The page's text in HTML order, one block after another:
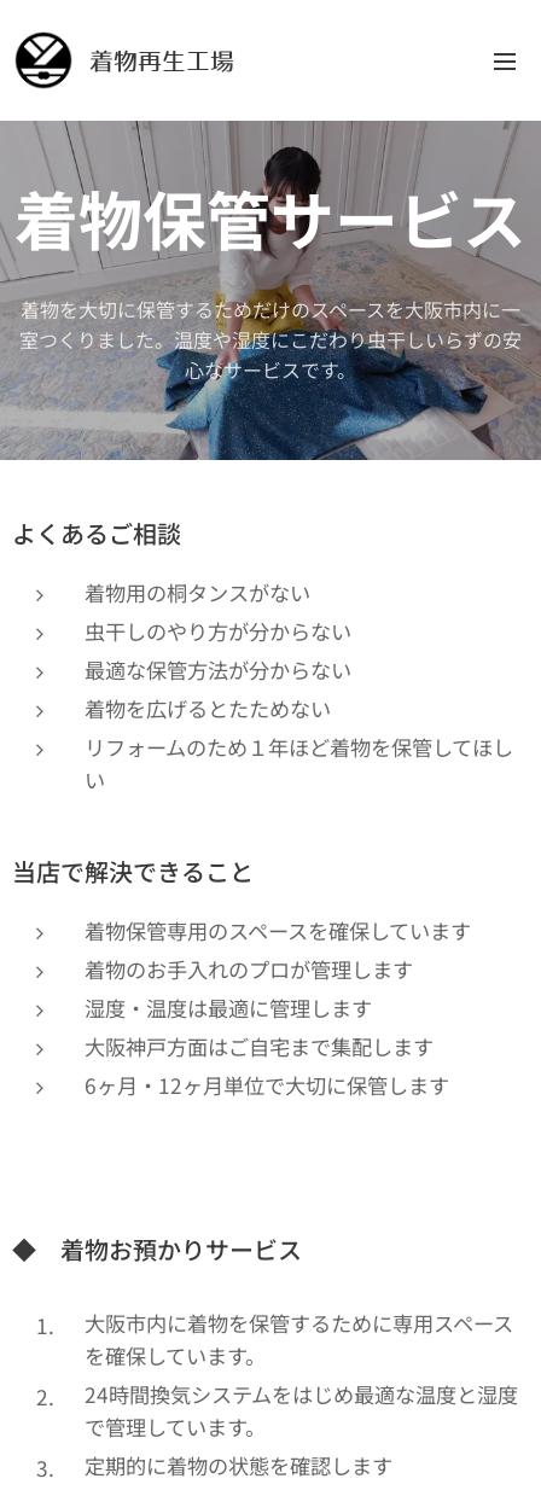
着物再生工場
着物保管サービス
着物を大切に保管するためだけのスペースを大阪市内に一
室つくりました。温度や湿度にこだわり虫干しいらずの安
心なサービスです。
よくあるご相談
着物用の桐タンスがない
虫干しのやり方が分からない
最適な保管方法が分からない
着物を広げるとたためない
リフォームのため１年ほど着物を保管してほし
い
当店で解決できること
着物保管専用のスペースを確保しています
着物のお手入れのプロが管理します
湿度・温度は最適に管理します
大阪神戸方面はご自宅まで集配します
6ヶ月・12ヶ月単位で大切に保管します
◆ 着物お預かりサービス
大阪市内に着物を保管するために専用スペース
を確保しています。
24時間換気システムをはじめ最適な温度と湿度
で管理しています。
定期的に着物の状態を確認します